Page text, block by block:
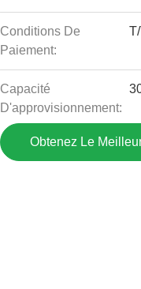
Conditions De
Paiement:
Capacité
D'approvisionnement:
Obtenez Le